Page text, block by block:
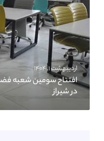
اردیبهشت ۱, ۱۴۰۴
افتتاح سومین شعبه
در شیراز